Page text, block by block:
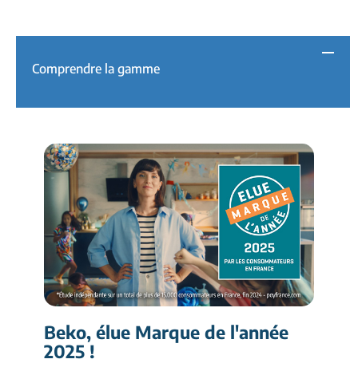
Comprendre la gamme
Beko, élue Marque de l'année
2025 !